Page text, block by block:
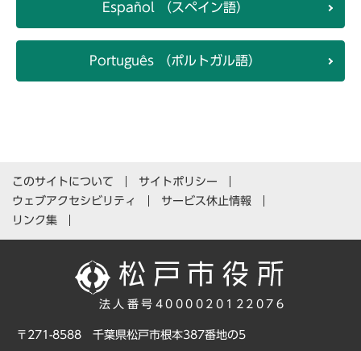
Español （スペイン語）
Português （ポルトガル語）
このサイトについて
サイトポリシー
ウェブアクセシビリティ
サービス休止情報
リンク集
法人番号4000020122076
〒271-8588 千葉県松戸市根本387番地の5